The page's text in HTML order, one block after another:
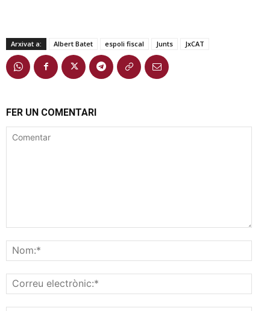
Arxivat a: Albert Batet espoli fiscal Junts JxCAT
FER UN COMENTARI